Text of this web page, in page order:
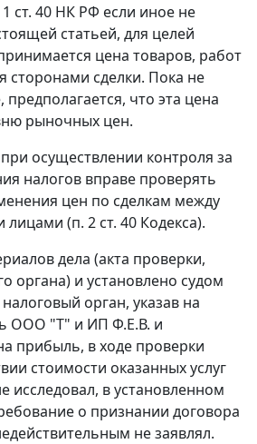
ст. 40 НК РФ если иное не
статьей, для целей
цена товаров, работ
сторонами сделки. Пока не
что эта цена
рыночных цен.
осуществлении контроля за
налогов вправе проверять
цен по сделкам между
лицами (п. 2 ст. 40 Кодекса).
дела (акта проверки,
органа) и установлено судом
орган, указав на
ООО "Т" и ИП Ф.Е.В. и
прибыль, в ходе проверки
стоимости оказанных услуг
в установленном
о признании договора
не заявлял.